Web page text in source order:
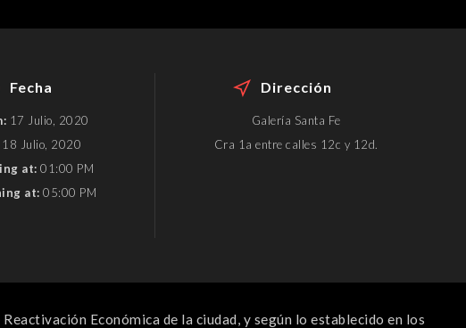
Fecha
17 Julio, 2020
18 Julio, 2020
at: 01:00 PM
at: 05:00 PM
Dirección
Galería Santa Fe
Cra 1a entre calles 12c y 12d.
Económica de la ciudad, y según lo establecido en los